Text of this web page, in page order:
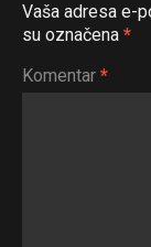
Vaša adresa e-
su označena *
Komentar *